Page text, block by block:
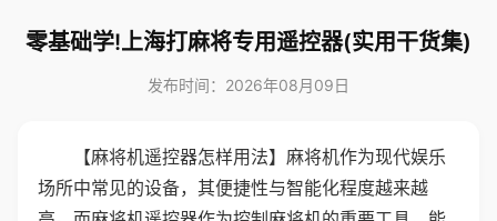
零基础学!上海打麻将专用遥控器(实用干货集)
发布时间：2026年08月09日
【麻将机遥控器怎样用法】麻将机作为现代娱乐
场所中常见的设备，其便捷性与智能化程度越来越